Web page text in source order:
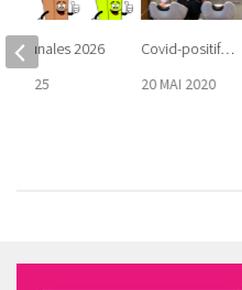
Covid-positif…
20 MAI 2020
2026
2025